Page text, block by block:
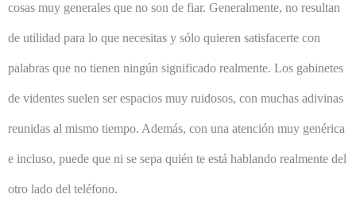
cosas muy generales que no son de fiar. Generalmente, no resultan
de utilidad para lo que necesitas y sólo quieren satisfacerte con
palabras que no tienen ningún significado realmente. Los gabinetes
de videntes suelen ser espacios muy ruidosos, con muchas adivinas
reunidas al mismo tiempo. Además, con una atención muy genérica
e incluso, puede que ni se sepa quién te está hablando realmente del
otro lado del teléfono.